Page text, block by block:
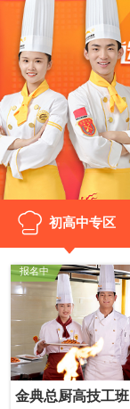
初高中专区
报名中
金典总厨高技工班